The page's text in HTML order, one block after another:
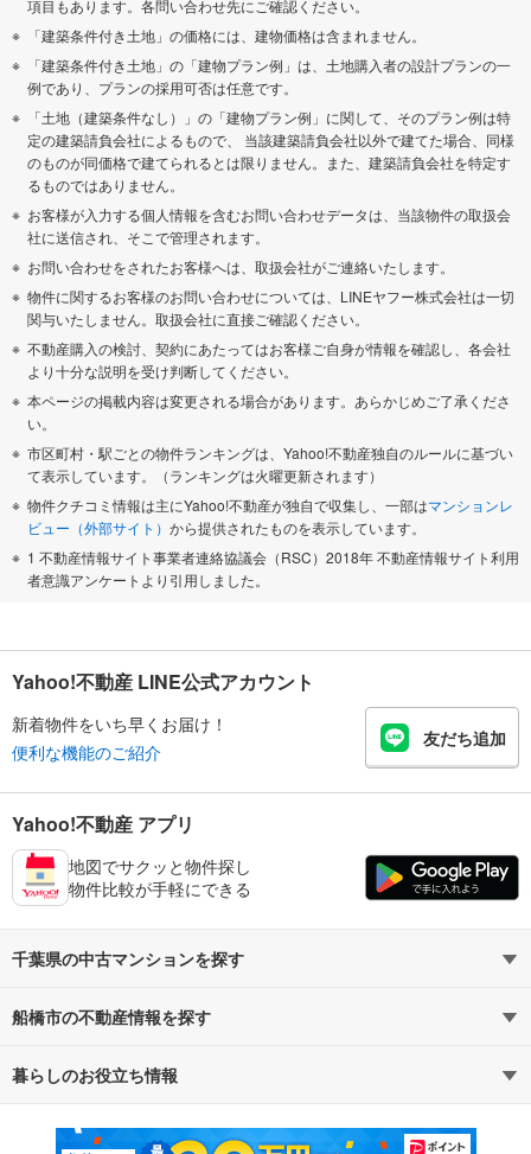
項目もあります。各問い合わせ先にご確認ください。
「建築条件付き土地」の価格には、建物価格は含まれません。
「建築条件付き土地」の「建物プラン例」は、土地購入者の設計プランの一
例であり、プランの採用可否は任意です。
「土地（建築条件なし）」の「建物プラン例」に関して、そのプラン例は特
定の建築請負会社によるもので、 当該建築請負会社以外で建てた場合、同様
のものが同価格で建てられるとは限りません。また、建築請負会社を特定す
るものではありません。
お客様が入力する個人情報を含むお問い合わせデータは、当該物件の取扱会
社に送信され、そこで管理されます。
お問い合わせをされたお客様へは、取扱会社がご連絡いたします。
物件に関するお客様のお問い合わせについては、LINEヤフー株式会社は一切
関与いたしません。取扱会社に直接ご確認ください。
不動産購入の検討、契約にあたってはお客様ご自身が情報を確認し、各会社
より十分な説明を受け判断してください。
本ページの掲載内容は変更される場合があります。あらかじめご了承くださ
い。
市区町村・駅ごとの物件ランキングは、Yahoo!不動産独自のルールに基づい
て表示しています。（ランキングは火曜更新されます）
物件クチコミ情報は主にYahoo!不動産が独自で収集し、一部はマンションレ
ビュー（外部サイト） から提供されたものを表示しています。
1 不動産情報サイト事業者連絡協議会（RSC）2018年 不動産情報サイト利用
者意識アンケートより引用しました。
Yahoo!不動産 LINE公式アカウント
新着物件をいち早くお届け！
便利な機能のご紹介
友だち追加
Yahoo!不動産 アプリ
地図でサクッと物件探し
物件比較が手軽にできる
千葉県の中古マンションを探す
路線・駅から探す
通勤・通学時間から探す
船橋市の不動産情報を探す
不動産・住宅
新築マンション 中古マンション
暮らしのお役立ち情報
マンションカタログ 教えて！住まいの先生